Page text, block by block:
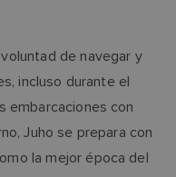
de navegar y
incluso durante el
embarcaciones con
Juho se prepara con
la mejor época del